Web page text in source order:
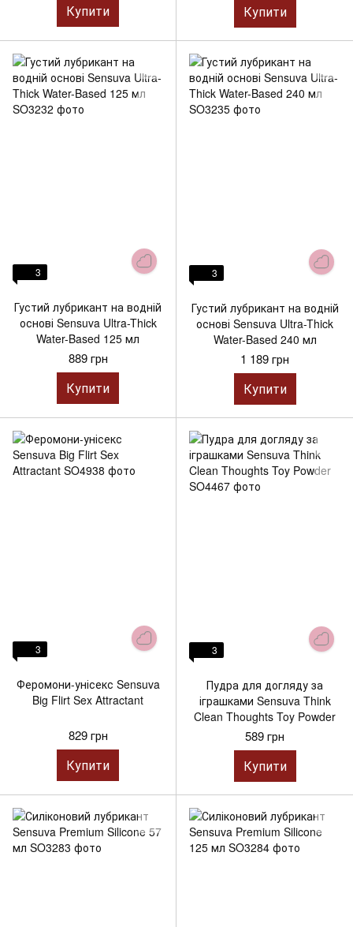
Купити Купити
3
Густий лубрикант на водній
основі Sensuva Ultra-Thick
Water-Based 125 мл
889 грн
Купити
3
Густий лубрикант на водній
основі Sensuva Ultra-Thick
Water-Based 240 мл
1 189 грн
Купити
3
Феромони-унісекс Sensuva
Big Flirt Sex Attractant
829 грн
Купити
3
Пудра для догляду за
іграшками Sensuva Think
Clean Thoughts Toy Powder
589 грн
Купити